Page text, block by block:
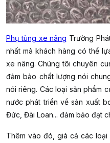
Phụ tùng xe nâng Trường
nhất mà khách hàng có thể
xe nâng. Chúng tôi chuyên
đảm bảo chất lượng nói
nói riêng. Các loại sản phẩm
nước phát triển về sản xuất
Đức, Đài Loan... đảm bảo đạt
Thêm vào đó, giá cả các loại